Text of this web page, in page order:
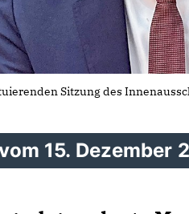
Sitzung des
15. Dezember